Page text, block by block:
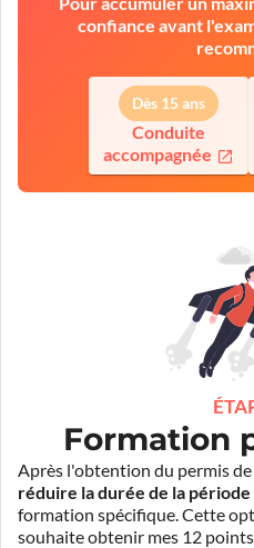
confiance avant
Dès 15 ans
Conduite
accompagnée
Formation
Après l'obtention du permis
réduire la durée de la
formation spécifique. Cette
souhaite obtenir mes 12